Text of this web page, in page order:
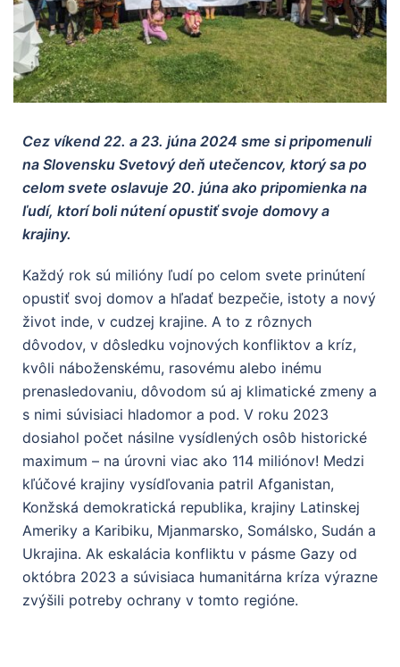
Cez víkend 22. a 23. júna 2024 sme si pripomenuli
na Slovensku Svetový deň utečencov, ktorý sa po
celom svete oslavuje 20. júna ako pripomienka na
ľudí, ktorí boli nútení opustiť svoje domovy a
krajiny.
Každý rok sú milióny ľudí po celom svete prinútení
opustiť svoj domov a hľadať bezpečie, istoty a nový
život inde, v cudzej krajine. A to z rôznych
dôvodov, v dôsledku vojnových konfliktov a kríz,
kvôli náboženskému, rasovému alebo inému
prenasledovaniu, dôvodom sú aj klimatické zmeny a
s nimi súvisiaci hladomor a pod. V roku 2023
dosiahol počet násilne vysídlených osôb historické
maximum – na úrovni viac ako 114 miliónov! Medzi
kľúčové krajiny vysídľovania patril Afganistan,
Konžská demokratická republika, krajiny Latinskej
Ameriky a Karibiku, Mjanmarsko, Somálsko, Sudán a
Ukrajina. Ak eskalácia konfliktu v pásme Gazy od
októbra 2023 a súvisiaca humanitárna kríza výrazne
zvýšili potreby ochrany v tomto regióne.